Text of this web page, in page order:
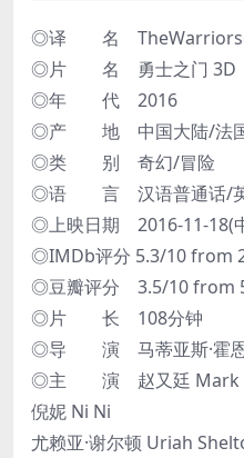
◎译 名
◎片 名 勇士之门 3D
◎年 代 2016
◎产 地 中国大陆/法
◎类 别 奇幻/冒险
◎语 言 汉语普通话/
◎上映日期 2016-11-18(
◎IMDb评分 5.3/10 from
◎豆瓣评分 3.5/10 from
◎片 长 108分钟
◎导 演 马蒂亚斯·霍恩
◎主 演 赵又廷 Mark
倪妮 Ni Ni
尤赖亚·谢尔顿 Uriah